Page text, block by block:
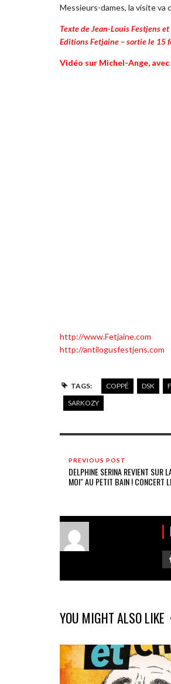
Messieurs-dames, la visite va
Texte de Jean-Louis Festjens
Editions Fetjaine – sortie le 15
Vidéo sur Michel-Ange,
http://www.Fetjaine.com
http://antilogusfestjens.com
TAGS: COPPÉ DSK
SARKOZY
PREVIOUS POST
DELPHINE SERINA REVIENT SUR
MOI" AU PETIT BAIN ! CONCERT
YOU MIGHT ALSO LIKE